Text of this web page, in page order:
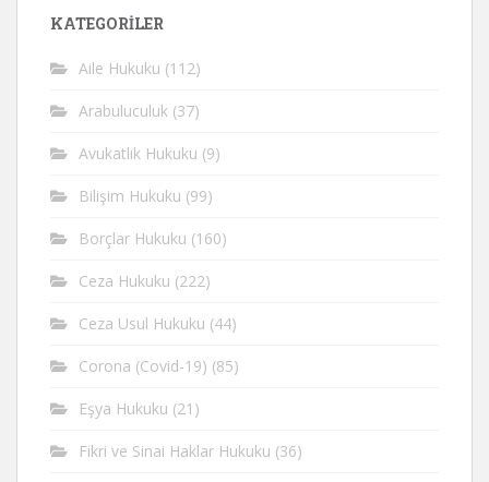
KATEGORİLER
Aile Hukuku (112)
Arabuluculuk (37)
Avukatlık Hukuku (9)
Bilişim Hukuku (99)
Borçlar Hukuku (160)
Ceza Hukuku (222)
Ceza Usul Hukuku (44)
Corona (Covid-19) (85)
Eşya Hukuku (21)
Fikri ve Sinai Haklar Hukuku (36)